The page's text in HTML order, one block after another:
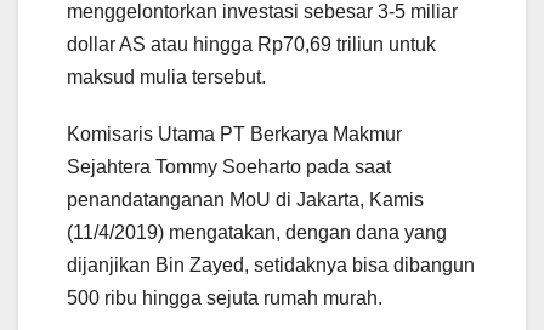
menggelontorkan investasi sebesar 3-5 miliar
dollar AS atau hingga Rp70,69 triliun untuk
maksud mulia tersebut.
Komisaris Utama PT Berkarya Makmur
Sejahtera Tommy Soeharto pada saat
penandatanganan MoU di Jakarta, Kamis
(11/4/2019) mengatakan, dengan dana yang
dijanjikan Bin Zayed, setidaknya bisa dibangun
500 ribu hingga sejuta rumah murah.